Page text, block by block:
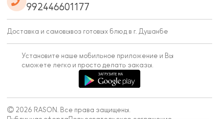
992446601177
Доставка и самовывоз готовых блюд в г. Душанбе
Установите наше мобильное приложение и Вы
сможете легко и просто делать заказы.
© 2026 RASON. Все права защищены.